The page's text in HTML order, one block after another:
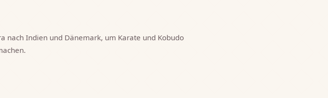
nach Indien und Dänemark, um Karate und Kobudo